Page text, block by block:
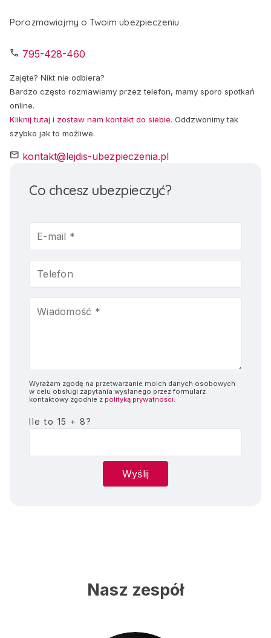
Porozmawiajmy o Twoim ubezpieczeniu
call 795-428-460
Zajęte? Nikt nie odbiera?
Bardzo często rozmawiamy przez telefon, mamy sporo spotkań
online.
Kliknij tutaj i zostaw nam kontakt do siebie. Oddzwonimy tak
szybko jak to możliwe.
mail kontakt@lejdis-ubezpieczenia.pl
Co chcesz ubezpieczyć?
Wyrażam zgodę na przetwarzanie moich danych osobowych
w celu obsługi zapytania wysłanego przez formularz
kontaktowy zgodnie z polityką prywatności
Ile to 15 + 8?
Nasz zespół